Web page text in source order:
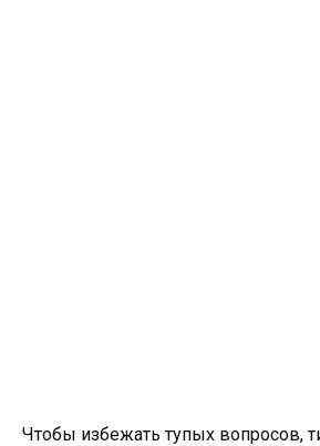
Чтобы избежать тупых вопросов,